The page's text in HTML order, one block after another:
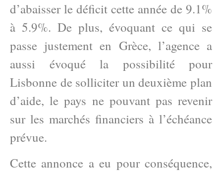
d’abaisser le déficit cette année de 9.1%
à 5.9%. De plus, évoquant ce qui se
passe justement en Grèce, l’agence a
aussi évoqué la possibilité pour
Lisbonne de solliciter un deuxième plan
d’aide, le pays ne pouvant pas revenir
sur les marchés financiers à l’échéance
prévue.
Cette annonce a eu pour conséquence,